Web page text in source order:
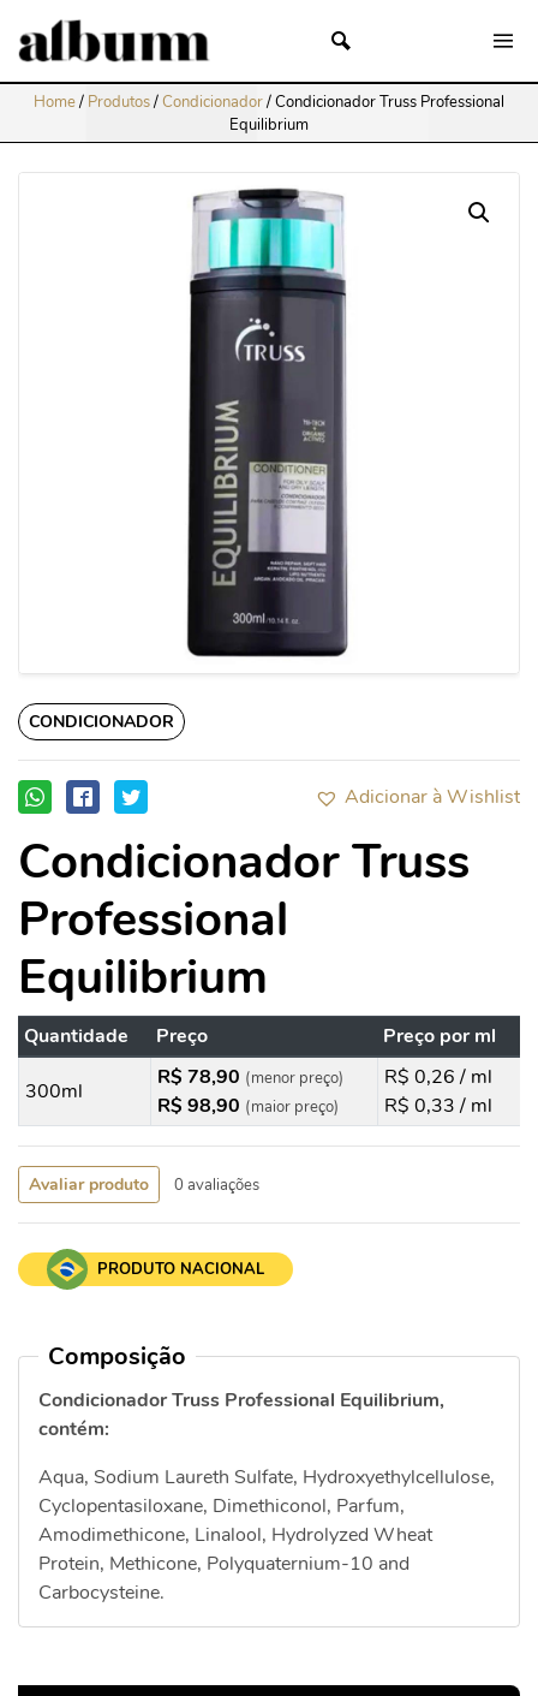
Home/ Produtos/Condicionador/Condicionador Truss Professional
Equilibrium
CONDICIONADOR
Adicionar à Wishlist
Condicionador Truss
Professional
Equilibrium
Quantidade Preço Preço por ml
300ml
R$ 78,90 (menor preço)
R$ 98,90 (maior preço)
R$ 0,26 / ml
R$ 0,33 / ml
Avaliar produto 0 avaliações
PRODUTO NACIONAL
Composição
Condicionador Truss Professional Equilibrium,
contém:
Aqua, Sodium Laureth Sulfate, Hydroxyethylcellulose,
Cyclopentasiloxane, Dimethiconol, Parfum,
Amodimethicone, Linalool, Hydrolyzed Wheat
Protein, Methicone, Polyquaternium-10 and
Carbocysteine.